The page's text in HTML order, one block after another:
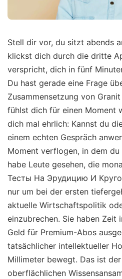
Stell dir vor, du sitzt abends
klickst dich durch die dritte
verspricht, dich in fünf
Du hast gerade eine Frage
Zusammensetzung von
fühlst dich für einen Moment
dich mal ehrlich: Kannst du
einem echten Gespräch
Moment verflogen, in dem
habe Leute gesehen, die
Тесты На Эрудицию И
nur um bei der ersten
aktuelle Wirtschaftspolitik
einzubrechen. Sie haben
Geld für Premium-Abos
tatsächlicher intellektueller
Millimeter bewegt. Das ist
oberflächlichen